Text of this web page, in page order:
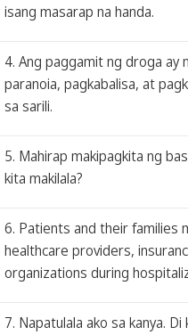
isang masarap na handa.
4. Ang paggamit ng droga ay
paranoia, pagkabalisa, at
sa sarili.
5. Mahirap makipagkita ng
kita makilala?
6. Patients and their families
healthcare providers,
organizations during
7. Napatulala ako sa kanya.